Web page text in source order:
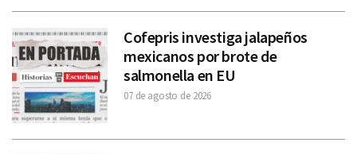
Cofepris investiga jalapeños
mexicanos por brote de
salmonella en EU
07 de agosto de 2026